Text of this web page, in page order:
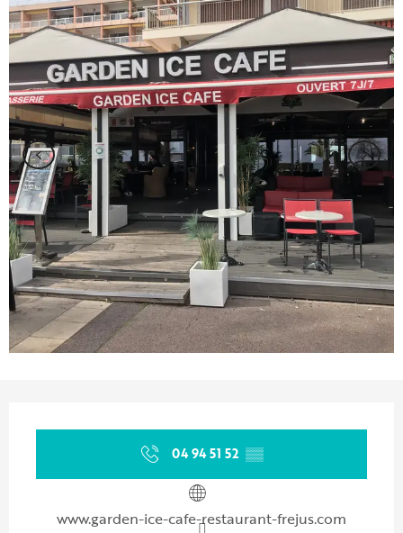
04 94 51 52 ▒▒
www.garden-ice-cafe-restaurant-frejus.com